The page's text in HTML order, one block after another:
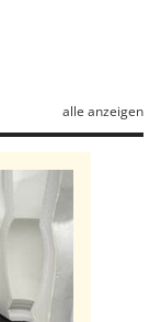
alle anzeigen